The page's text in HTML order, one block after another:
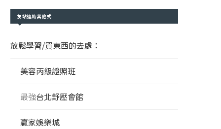
友站連結其他式
放鬆學習/買東西的去處：
美容丙級證照班
最強台北舒壓會館
贏家娛樂城